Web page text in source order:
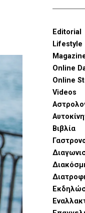
Editorial
Lifestyle
Online
Online
Videos
Βιβλία